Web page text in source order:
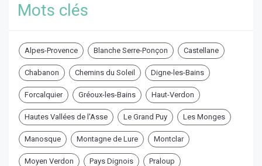
Mots clés
Alpes-Provence Blanche Serre-Ponçon Castellane
Chabanon Chemins du Soleil Digne-les-Bains
Forcalquier Gréoux-les-Bains Haut-Verdon
Hautes Vallées de l'Asse Le Grand Puy Les Monges
Manosque Montagne de Lure Montclar
Moyen Verdon Pays Dignois Praloup